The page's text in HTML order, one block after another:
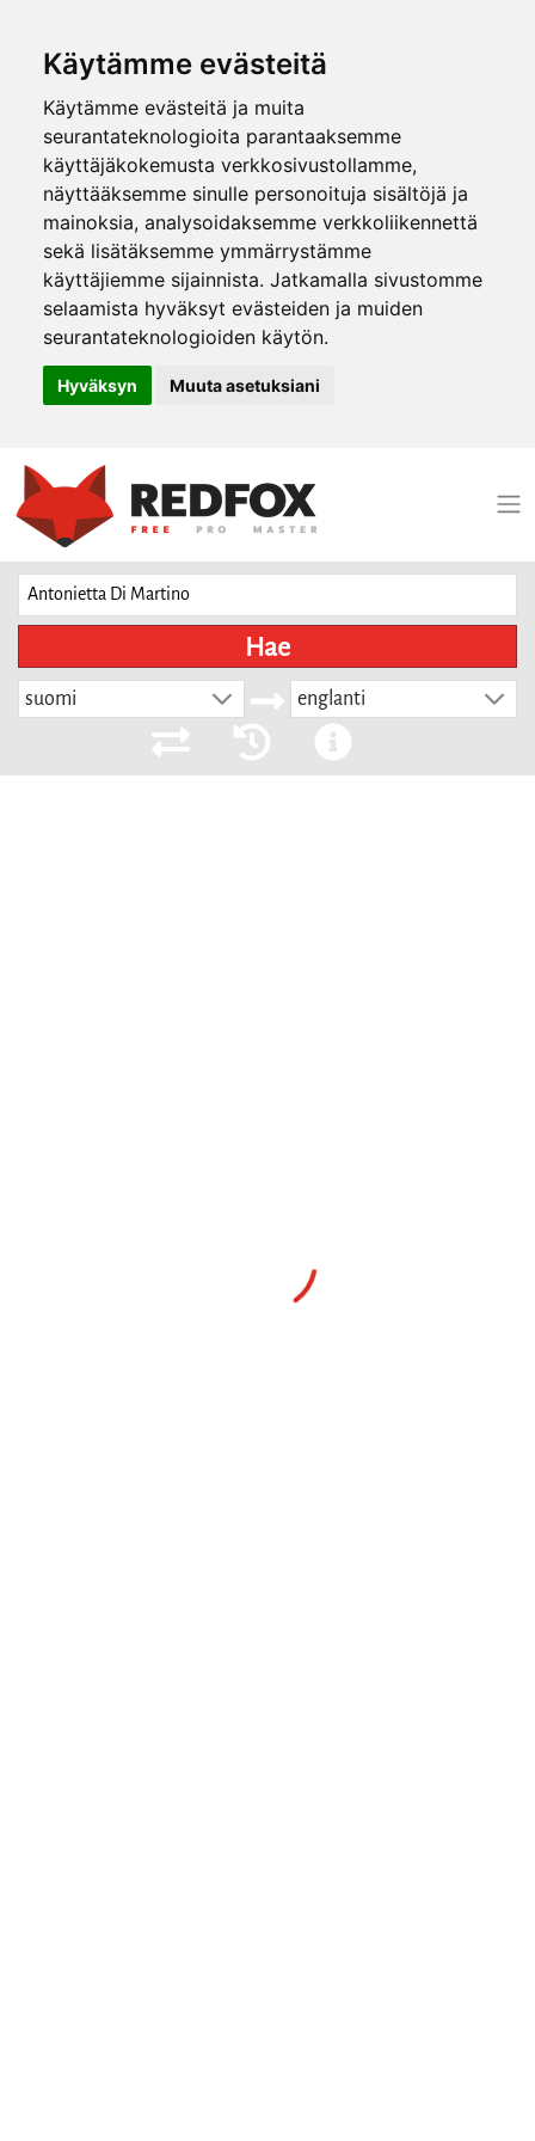
Käytämme evästeitä
Käytämme evästeitä ja muita
seurantateknologioita parantaaksemme
käyttäjäkokemusta verkkosivustollamme,
näyttääksemme sinulle personoituja sisältöjä ja
mainoksia, analysoidaksemme verkkoliikennettä
sekä lisätäksemme ymmärrystämme
käyttäjiemme sijainnista. Jatkamalla sivustomme
selaamista hyväksyt evästeiden ja muiden
seurantateknologioiden käytön.
Hyväksyn Muuta asetuksiani
Hae
suomi englanti